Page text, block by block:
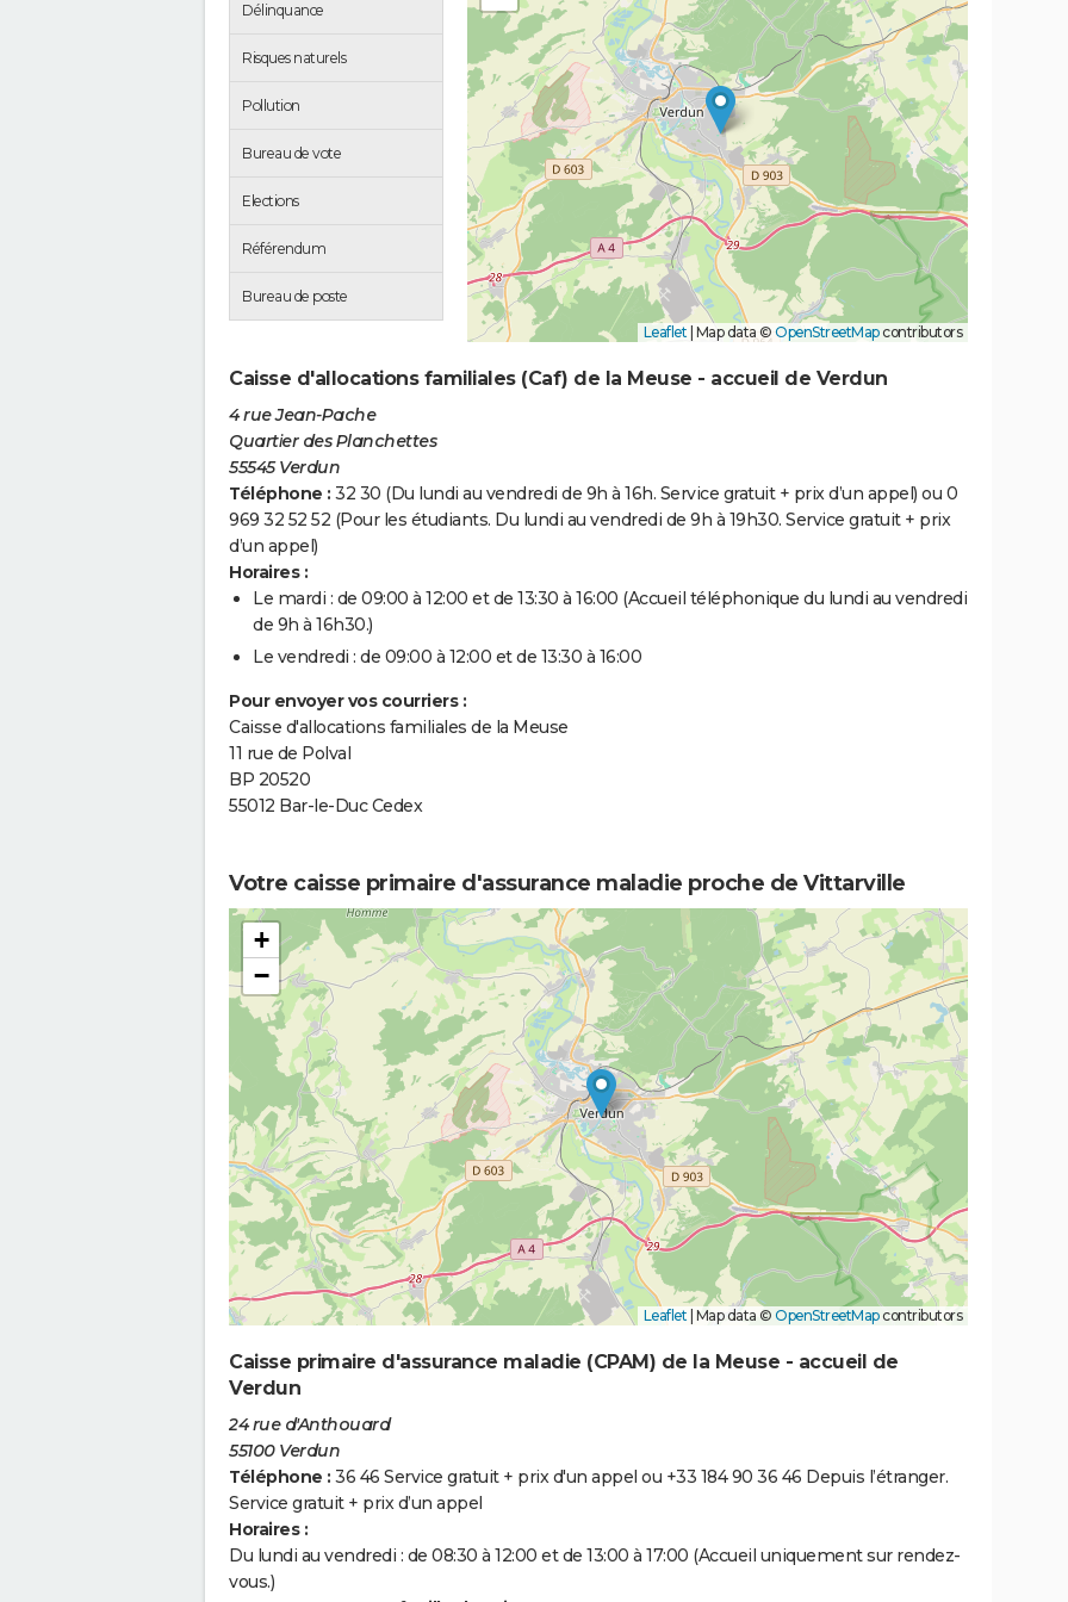
Délinquance
Risques naturels
Pollution
Bureau de vote
Elections
Référendum
Bureau de poste
Leaflet Map data © OpenStreetMapcontributors
Caisse d'allocations familiales (Caf) de la Meuse - accueil de Verdun
4 rue Jean-Pache
Quartier des Planchettes
55545 Verdun
Téléphone : 32 30 (Du lundi au vendredi de 9h à 16h. Service gratuit + prix d’un appel) ou 0
969 32 52 52 (Pour les étudiants. Du lundi au vendredi de 9h à 19h30. Service gratuit + prix
d’un appel)
Horaires :
Le mardi : de 09:00 à 12:00 et de 13:30 à 16:00 (Accueil téléphonique du lundi au vendredi
de 9h à 16h30.)
Le vendredi : de 09:00 à 12:00 et de 13:30 à 16:00
Pour envoyer vos courriers :
Caisse d'allocations familiales de la Meuse
11 rue de Polval
BP 20520
55012 Bar-le-Duc Cedex
Votre caisse primaire d'assurance maladie proche de Vittarville
+
−
Leaflet Map data © OpenStreetMapcontributors
Caisse primaire d'assurance maladie (CPAM) de la Meuse - accueil de
Verdun
24 rue d'Anthouard
55100 Verdun
Téléphone : 36 46 Service gratuit + prix d'un appel ou +33 184 90 36 46 Depuis l’étranger.
Service gratuit + prix d’un appel
Horaires :
Du lundi au vendredi : de 08:30 à 12:00 et de 13:00 à 17:00 (Accueil uniquement sur rendez-
vous.)